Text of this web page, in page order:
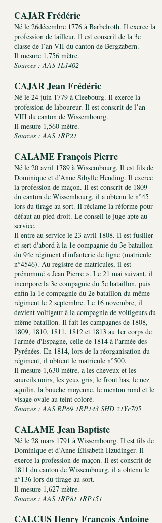
CAJAR Frédéric
Né le 26décembre 1776 à Barbelroth. Il exerce la
profession de tailleur. Il est conscrit de la 3e
classe de l’an VII du canton de Bergzabern.
Il mesure 1,756 mètre.
Sources : AAS 1L1402
CAJAR Jean Frédéric
Né le 24 juin 1779 à Cleebourg. Il exerce la
profession de laboureur. Il est conscrit de l’an
VIII du canton de Wissembourg.
Il mesure 1,560 mètre.
Sources : AAS 1RP21
CALAME François Pierre
Né le 20 avril 1789 à Wissembourg. Il est fils de
Dominique et d’Anne Sibylle Hending. Il exerce
la profession de maçon. Il est conscrit de 1809
du canton de Wissembourg, il a obtenu le n°45
lors du tirage au sort. Il réclame la réforme pour
défaut au pied droit. Le conseil le juge apte au
service.
Il entre au service le 23 avril 1808. Il est fusilier
et sert d'abord à la 1e compagnie du 3e bataillon
du 94e régiment d'infanterie de ligne (matricule
n°4546). Au registre de matricules, il est
prénommé « Jean Pierre ». Le 21 mai suivant, il
incorpore la 3e compagnie du 5e bataillon, puis
enfin la 1e compagnie du 2e bataillon du même
régiment le 2 septembre. Le 16 novembre, il
devient voltigeur à la compagnie de voltigeurs du
même bataillon. Il fait les campagnes de 1808,
1809, 1810, 1811, 1812 et 1813 au 1er corps de
l'armée d'Espagne, celle de 1814 à l'armée des
Pyrénées. En 1814, lors de la réorganisation du
régiment, il obtient le matricule n°500.
Il mesure 1,630 mètre, a les cheveux et les
sourcils noirs, les yeux gris, le front bas, le nez
aquilin, la bouche moyenne, le menton rond et le
visage ovale au teint coloré.
Sources : AAS RP69 1RP143 SHD 21Yc705
CALAME Jean Baptiste
Né le 28 mars 1791 à Wissembourg. Il est fils de
Dominique et d’Anne Élisabeth Hzudinger. Il
exerce la profession de maçon. Il est conscrit de
1811 du canton de Wissembourg, il a obtenu le
n°136 lors du tirage au sort.
Il mesure 1,627 mètre.
Sources : AAS 1RP81 1RP151
CALCUS Henry François Antoine